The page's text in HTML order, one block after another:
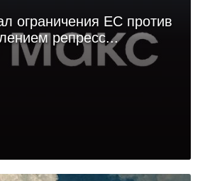
ограничения ЕС против
репресс...